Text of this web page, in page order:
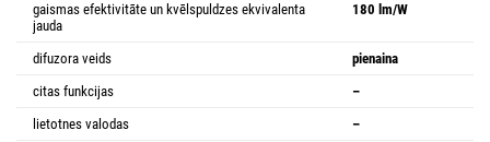
gaismas efektivitāte un kvēlspuldzes ekvivalenta
jauda
180 lm/W
difuzora veids
pienaina
citas funkcijas
–
lietotnes valodas
–